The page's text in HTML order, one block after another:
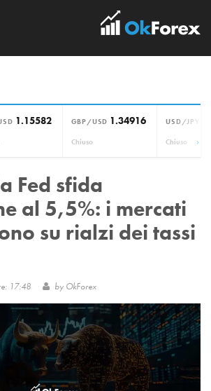
1.15582 GBP/USD 1.34916
Chiuso
USD/JPY
Chiuso
Fed sfida
al 5,5%: i mercati
su rialzi dei tassi
17:48 by OkForex